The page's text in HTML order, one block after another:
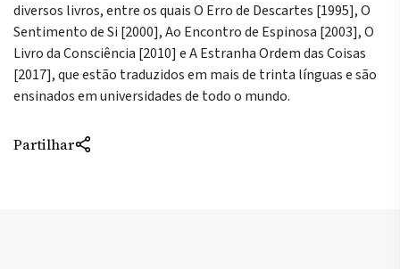
diversos livros, entre os quais O Erro de Descartes [1995], O
Sentimento de Si [2000], Ao Encontro de Espinosa [2003], O
Livro da Consciência [2010] e A Estranha Ordem das Coisas
[2017], que estão traduzidos em mais de trinta línguas e são
ensinados em universidades de todo o mundo.
Partilhar